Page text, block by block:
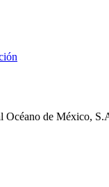
de México,